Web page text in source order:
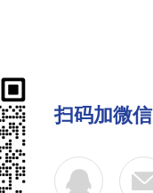
扫码加微信